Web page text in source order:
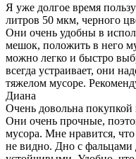
Я уже долгое время
литров 50 мкм, черного
Они очень удобны в
мешок, положить в него
можно легко и быстро
всегда устраивает, они
тяжелом мусоре.
Диана
Очень довольна
Они очень прочные,
мусора. Мне нравится,
не видно. Дно с фальцами